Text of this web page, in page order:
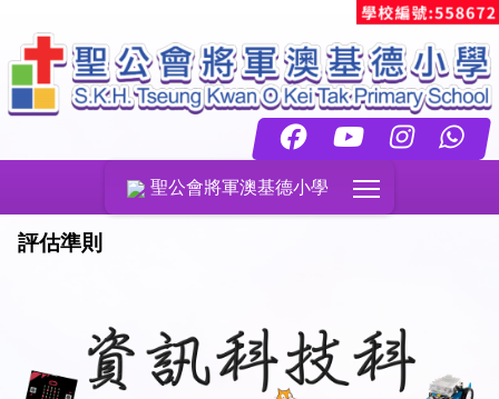
聖公會將軍澳基德小學
評估準則